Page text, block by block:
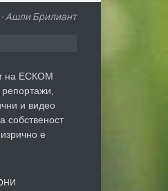
- Ашли Брилиант
на ЕСКОМ
и видео
собственост
е